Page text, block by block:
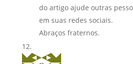
do artigo ajude outras
em suas redes sociais.
Abraços fraternos.